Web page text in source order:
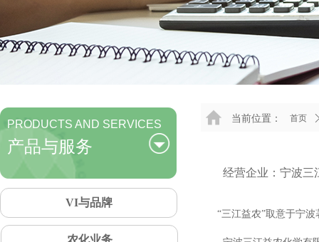
首页
当前位置：
经营企业：宁波
“三江益农”取意于宁波
PRODUCTS AND SERVICES
产品与服务
VI与品牌
农化业务